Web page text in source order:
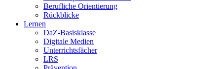
Berufliche Orientierung
Rückblicke
Lernen
DaZ-Basisklasse
Digitale Medien
Unterrichtsfächer
LRS